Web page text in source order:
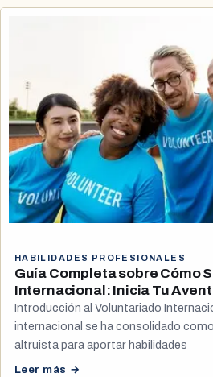
HABILIDADES PROFESIONALES
Guía Completa sobre Cómo
Internacional: Inicia Tu
Introducción al Voluntariado
internacional se ha consolidado
altruista para aportar habilidades
Leer más →